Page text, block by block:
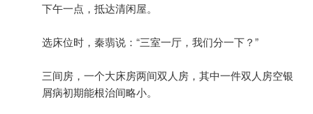
下午一点，抵达清闲屋。
选床位时，秦翡说：“三室一厅，我们分一下？”
三间房，一个大床房两间双人房，其中一件双人房空银
屑病初期能根治间略小。